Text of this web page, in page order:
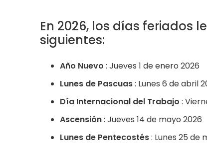
En 2026, los días feriados
siguientes:
Año Nuevo : Jueves 1 de enero 2026
Lunes de Pascuas: Lunes 6 de abril
Día Internacional del Trabajo :
Ascensión: Jueves 14 de mayo 2026
Lunes de Pentecostés: Lunes 25 de